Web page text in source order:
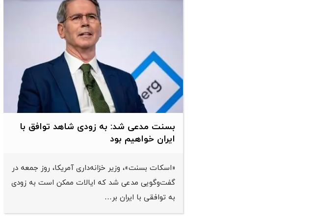
بسنت مدعی شد: به زودی شاهد توافق با
ایران خواهیم بود
«اسکات بسنت»، وزیر خزانه‌داری آمریکا، روز جمعه در
گفت‌وگویی مدعی شد که ایالات ممکن است به زودی
به توافقی با ایران بر…